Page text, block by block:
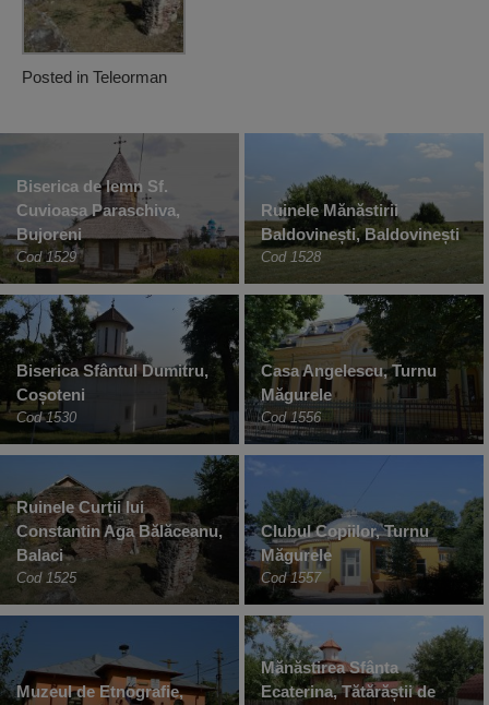
Posted in Teleorman
Biserica de lemn Sf.
Cuvioasa Paraschiva,
Bujoreni
Cod 1529
Ruinele Mănăstirii
Baldovinești, Baldovinești
Cod 1528
Biserica Sfântul Dumitru,
Coșoteni
Cod 1530
Casa Angelescu, Turnu
Măgurele
Cod 1556
Ruinele Curții lui
Constantin Aga Bălăceanu,
Balaci
Cod 1525
Clubul Copiilor, Turnu
Măgurele
Cod 1557
Muzeul de Etnografie,
Mănăstirea Sfânta
Ecaterina, Tătărăștii de